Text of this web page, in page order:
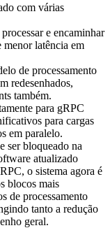
com várias
e encaminhar
latência em
de processamento
redesenhados,
também.
para gRPC
para cargas
em paralelo.
ser bloqueado na
atualizado
o sistema agora é
blocos mais
de processamento
tanto a redução
geral.